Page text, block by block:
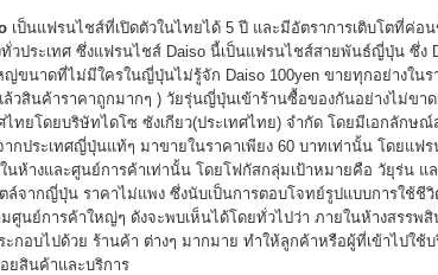
เป็นแฟรนไชส์ที่เปิดตัวในไทยได้ 5 ปี และมีอัตราการเติบโตที่ค่อ
วประเทศ ซึ่งแฟรนไชส์ Daiso นี้เป็นแฟรนไชส์สายพันธ์ญี่ปุ่น ซึ่ง
ขนาดที่ไม่มีใครในญี่ปุ่นไม่รู้จัก Daiso 100yen ขายทุกอย่างในร
วสินค้าราคาถูกมากๆ ) วัยรุ่นญี่ปุ่นเข้าร้านซื้อของกันอย่างไม่ขา
ไทยโดยบริษัทไดโซ ซังเกียว(ประเทศไทย) จำกัด โดยมีเอกลักษ
กประเทศญี่ปุ่นแท้ๆ มาขายในราคาเพียง 60 บาทเท่านั้น โดยแฟ
นห้างและศูนย์การค้าเท่านั้น โดยโฟกัสกลุ่มเป้าหมายคือ วัยุร่น แ
ล์จากญี่ปุ่น ราคาไม่แพง ซึ่งนับเป็นการตอบโจทย์รูปแบบการใช้ชี
ศูนย์การค้าใหญ่ๆ ดังจะพบเห็นได้โดยทั่วไปว่า ภายในห้างสรรพ
กอบไปด้วย ร้านค้า ต่างๆ มากมาย ทำให้ลูกค้าหรือผู้ที่เข้าไปใช้บ
ยสินค้าและบริการ